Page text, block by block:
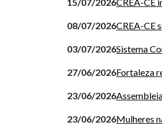
08/07/2026CREA-CE
03/07/2026Sistema
27/06/2026Fortaleza
23/06/2026
23/06/2026Mulheres